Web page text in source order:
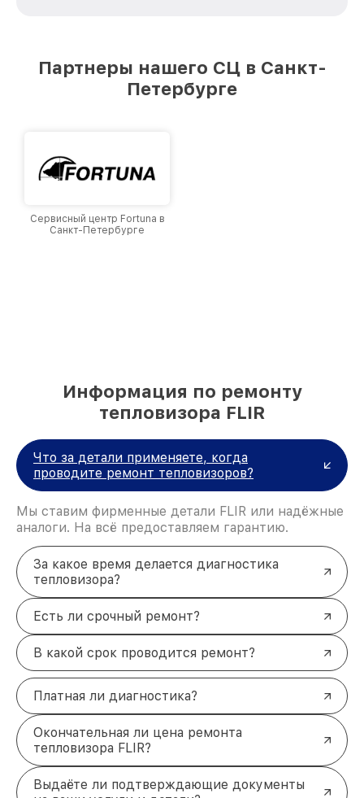
лучшим сервисным центром FLIR в городе
Санкт-Петербурге, постоянно повышая
Партнеры нашего СЦ в Санкт-
Петербурге
Сервисный центр Fortuna в
Санкт-Петербурге
Информация по ремонту
тепловизора FLIR
Что за детали применяете, когда
проводите ремонт тепловизоров?
Мы ставим фирменные детали FLIR или надёжные
аналоги. На всё предоставляем гарантию.
За какое время делается диагностика
тепловизора?
Есть ли срочный ремонт?
В какой срок проводится ремонт?
Платная ли диагностика?
Окончательная ли цена ремонта
тепловизора FLIR?
Выдаёте ли подтверждающие документы